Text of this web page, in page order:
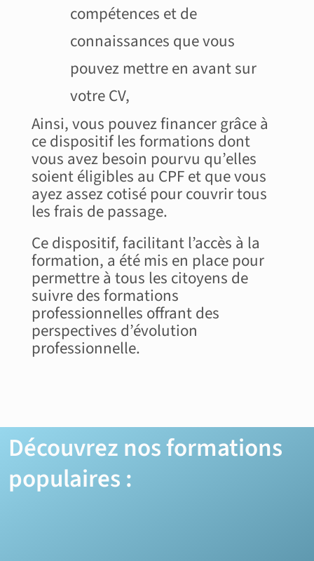
compétences et de
connaissances que vous
pouvez mettre en avant sur
votre CV,
Ainsi, vous pouvez financer grâce à
ce dispositif les formations dont
vous avez besoin pourvu qu’elles
soient éligibles au CPF et que vous
ayez assez cotisé pour couvrir tous
les frais de passage.
Ce dispositif, facilitant l’accès à la
formation, a été mis en place pour
permettre à tous les citoyens de
suivre des formations
professionnelles offrant des
perspectives d’évolution
professionnelle.
Découvrez nos formations
populaires :